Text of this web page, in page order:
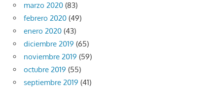
marzo 2020 (83)
febrero 2020 (49)
enero 2020 (43)
diciembre 2019 (65)
noviembre 2019 (59)
octubre 2019 (55)
septiembre 2019 (41)